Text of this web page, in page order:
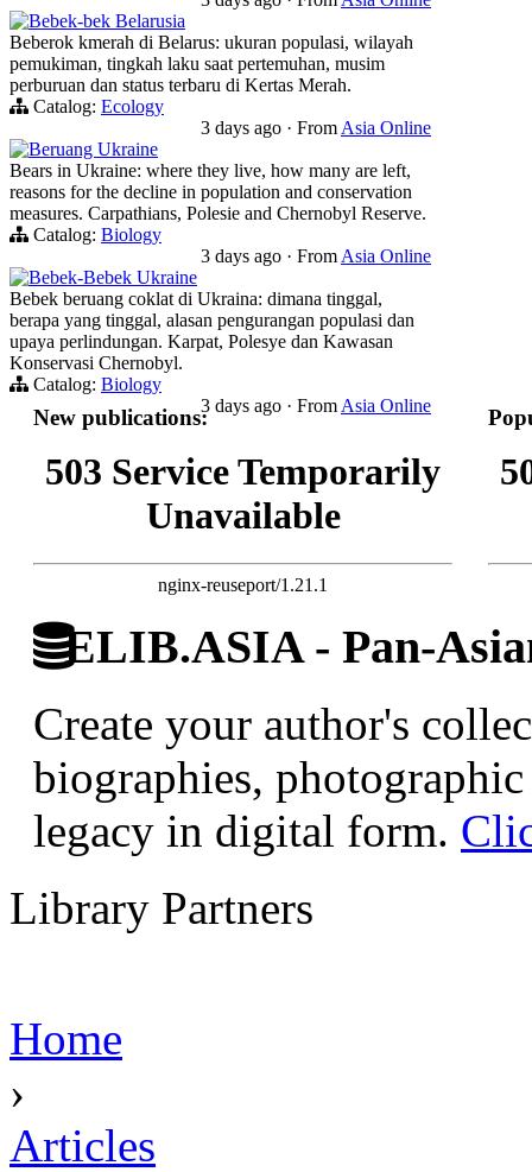
Bebek-bek Belarusia
Beberok kmerah di Belarus: ukuran populasi, wilayah
pemukiman, tingkah laku saat pertemuhan, musim
perburuan dan status terbaru di Kertas Merah.
Catalog: Ecology
3 days ago · From Asia Online
Beruang Ukraine
Bears in Ukraine: where they live, how many are left,
reasons for the decline in population and conservation
measures. Carpathians, Polesie and Chernobyl Reserve.
Catalog: Biology
3 days ago · From Asia Online
Bebek-Bebek Ukraine
Bebek beruang coklat di Ukraina: dimana tinggal,
berapa yang tinggal, alasan pengurangan populasi dan
upaya perlindungan. Karpat, Polesye dan Kawasan
Konservasi Chernobyl.
Catalog: Biology
3 days ago · From Asia Online
New publications:
503 Service Temporarily
Unavailable
nginx-reuseport/1.21.1
ELIB.ASIA - Pan-
Create your author's
biographies,
legacy in digital form.
Library Partners
Home
›
Articles